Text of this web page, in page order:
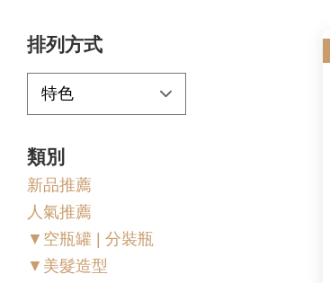
排列方式
類別
新品推薦
人氣推薦
▼空瓶罐 | 分裝瓶
▼美髮造型